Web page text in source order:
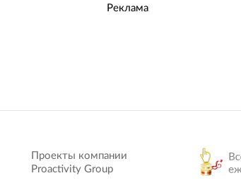
Реклама
Проекты компании
Proactivity Group